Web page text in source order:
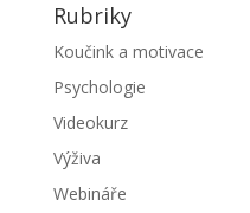
Rubriky
Koučink a motivace
Psychologie
Videokurz
Výživa
Webináře